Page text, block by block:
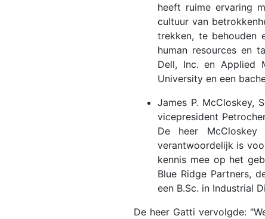
heeft ruime ervaring
cultuur van
trekken, te behouden
human resources en
Dell, Inc. en Applied
University en een
James P. McCloskey,
vicepresident
De heer McCloskey
verantwoordelijk is
kennis mee op het
Blue Ridge Partners,
een B.Sc. in Industrial
De heer Gatti vervolgde: